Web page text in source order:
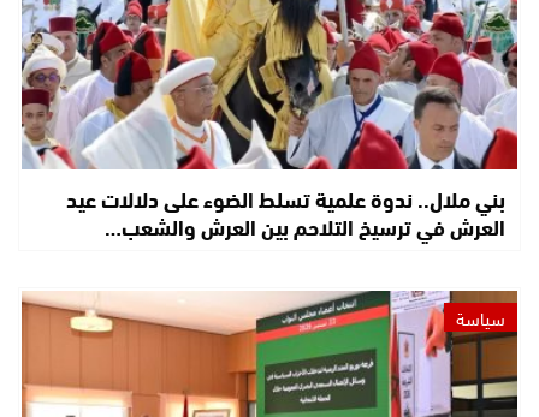
بني ملال.. ندوة علمية تسلط الضوء على دلالات عيد
العرش في ترسيخ التلاحم بين العرش والشعب…
سياسة